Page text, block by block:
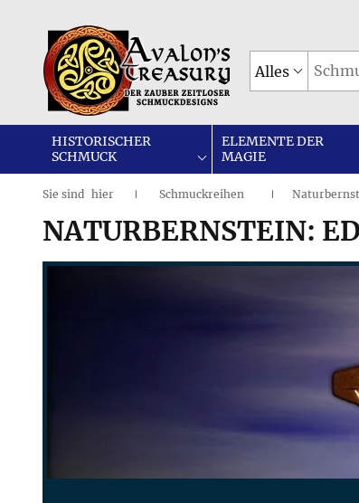
Alles
HISTORISCHER
SCHMUCK
ELEMENTE DER
MAGIE
Sie sind hier | Schmuckreihen I
NATURBERNSTEIN: